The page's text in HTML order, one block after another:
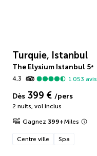
Turquie, Istanbul
The Elysium Istanbul 5*
4,3
1 053 avis
Dès 399 € /pers
2 nuits, vol inclus
Gagnez 399+Miles
Centre ville Spa